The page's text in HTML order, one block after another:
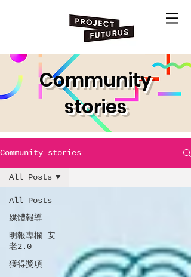
Community
stories
Community stories
All Posts
媒體報導
明報專欄 安
老2.0
獲得獎項
All Posts